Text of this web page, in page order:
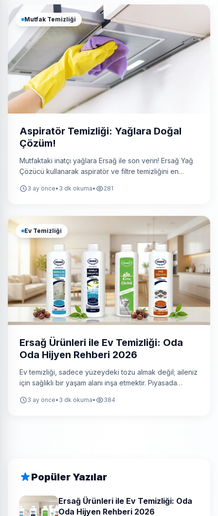
Mutfak Temizliği
Aspiratör Temizliği: Yağlara Doğal
Çözüm!
Mutfaktaki inatçı yağlara Ersağ ile son verin! Ersağ Yağ
Çözücü kullanarak aspiratör ve filtre temizliğini en
Kimyasalsız, zahmetsiz ve pırıl pırıl sonuçlar için
3 ay önce• 3 dk okuma• 281
Ev Temizliği
Ersağ Ürünleri ile Ev Temizliği: Oda
Oda Hijyen Rehberi 2026
Ev temizliği, sadece yüzeydeki tozu almak değil; aileniz
için sağlıklı bir yaşam alanı inşa etmektir. Piyasada
sağlığımıza zarar verebilir. İşte tam bu noktada,
3 ay önce• 3 dk okuma• 384
Popüler Yazılar
Ersağ Ürünleri ile Ev Temizliği: Oda
Oda Hijyen Rehberi 2026